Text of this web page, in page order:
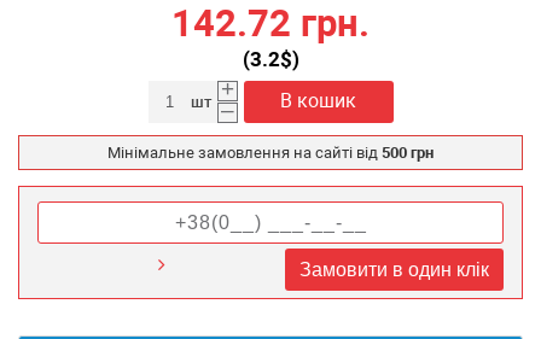
142.72 грн.
(3.2$)
+
–
В кошик
шт
Мінімальне замовлення на сайті від 500 грн
Замовити в один клік